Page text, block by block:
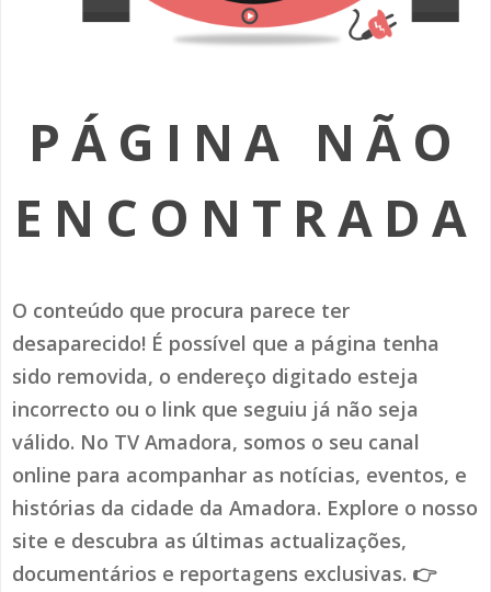
SOMOS TODOS EUROPEUS
AMADORA LIGA À RESILIÊNCIA
(RE) PENSAMENTOS
HISTÓRIAS DE ABRIL
PÁGINA NÃO
ENCONTRADA
O conteúdo que procura parece ter
desaparecido! É possível que a página tenha
sido removida, o endereço digitado esteja
incorrecto ou o link que seguiu já não seja
válido. No TV Amadora, somos o seu canal
online para acompanhar as notícias, eventos, e
histórias da cidade da Amadora. Explore o nosso
site e descubra as últimas actualizações,
documentários e reportagens exclusivas. 👉